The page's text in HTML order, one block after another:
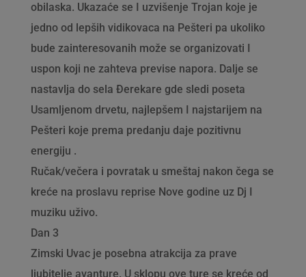
obilaska. Ukazaće se I uzvišenje Trojan koje je
jedno od lepših vidikovaca na Pešteri pa ukoliko
bude zainteresovanih može se organizovati I
uspon koji ne zahteva previse napora. Dalje se
nastavlja do sela Đerekare gde sledi poseta
Usamljenom drvetu, najlepšem I najstarijem na
Pešteri koje prema predanju daje pozitivnu
energiju .
Ručak/večera i povratak u smeštaj nakon čega se
kreće na proslavu reprise Nove godine uz Dj I
muziku uživo.
Dan 3
Zimski Uvac je posebna atrakcija za prave
ljubitelje avanture. U sklopu ove ture se kreće od